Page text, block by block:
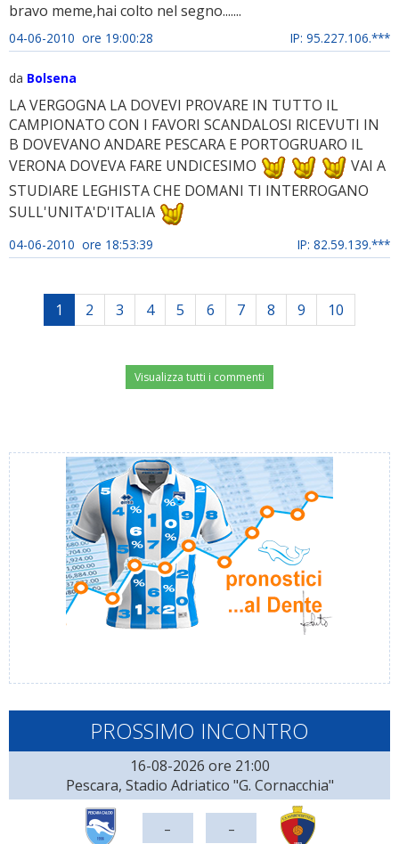
bravo meme,hai colto nel segno.......
04-06-2010 ore 19:00:28 IP: 95.227.106.***
da Bolsena
LA VERGOGNA LA DOVEVI PROVARE IN TUTTO IL
CAMPIONATO CON I FAVORI SCANDALOSI RICEVUTI IN
B DOVEVANO ANDARE PESCARA E PORTOGRUARO IL
VERONA DOVEVA FARE UNDICESIMO
VAI A
STUDIARE LEGHISTA CHE DOMANI TI INTERROGANO
SULL'UNITA'D'ITALIA
04-06-2010 ore 18:53:39 IP: 82.59.139.***
1 2 3 4 5 6 7 8 9 10
Visualizza tutti i commenti
PROSSIMO INCONTRO
16-08-2026 ore 21:00
Pescara, Stadio Adriatico "G. Cornacchia"
- -